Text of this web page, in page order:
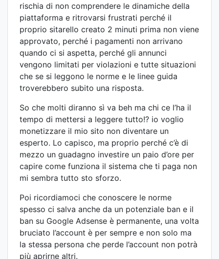
rischia di non comprendere le dinamiche della
piattaforma e ritrovarsi frustrati perché il
proprio sitarello creato 2 minuti prima non viene
approvato, perché i pagamenti non arrivano
quando ci si aspetta, perché gli annunci
vengono limitati per violazioni e tutte situazioni
che se si leggono le norme e le linee guida
troverebbero subito una risposta.
So che molti diranno sì va beh ma chi ce l’ha il
tempo di mettersi a leggere tutto!? io voglio
monetizzare il mio sito non diventare un
esperto. Lo capisco, ma proprio perché c’è di
mezzo un guadagno investire un paio d’ore per
capire come funziona il sistema che ti paga non
mi sembra tutto sto sforzo.
Poi ricordiamoci che conoscere le norme
spesso ci salva anche da un potenziale ban e il
ban su Google Adsense è permanente, una volta
bruciato l’account è per sempre e non solo ma
la stessa persona che perde l’account non potrà
più aprirne altri.